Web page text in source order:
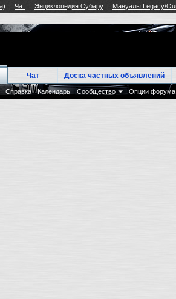
Справка Календарь Сообщество Опции форума
Чат Доска частных объявлений